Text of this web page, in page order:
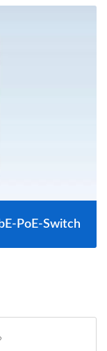
PoE-Switch